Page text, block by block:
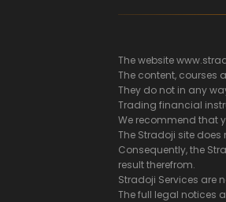
The website
The content, courses
They do not in any
Trading financial
We recommend that
The Stradoji site
Consequently, the
result therefrom.
Stradoji Services are
The full legal notices